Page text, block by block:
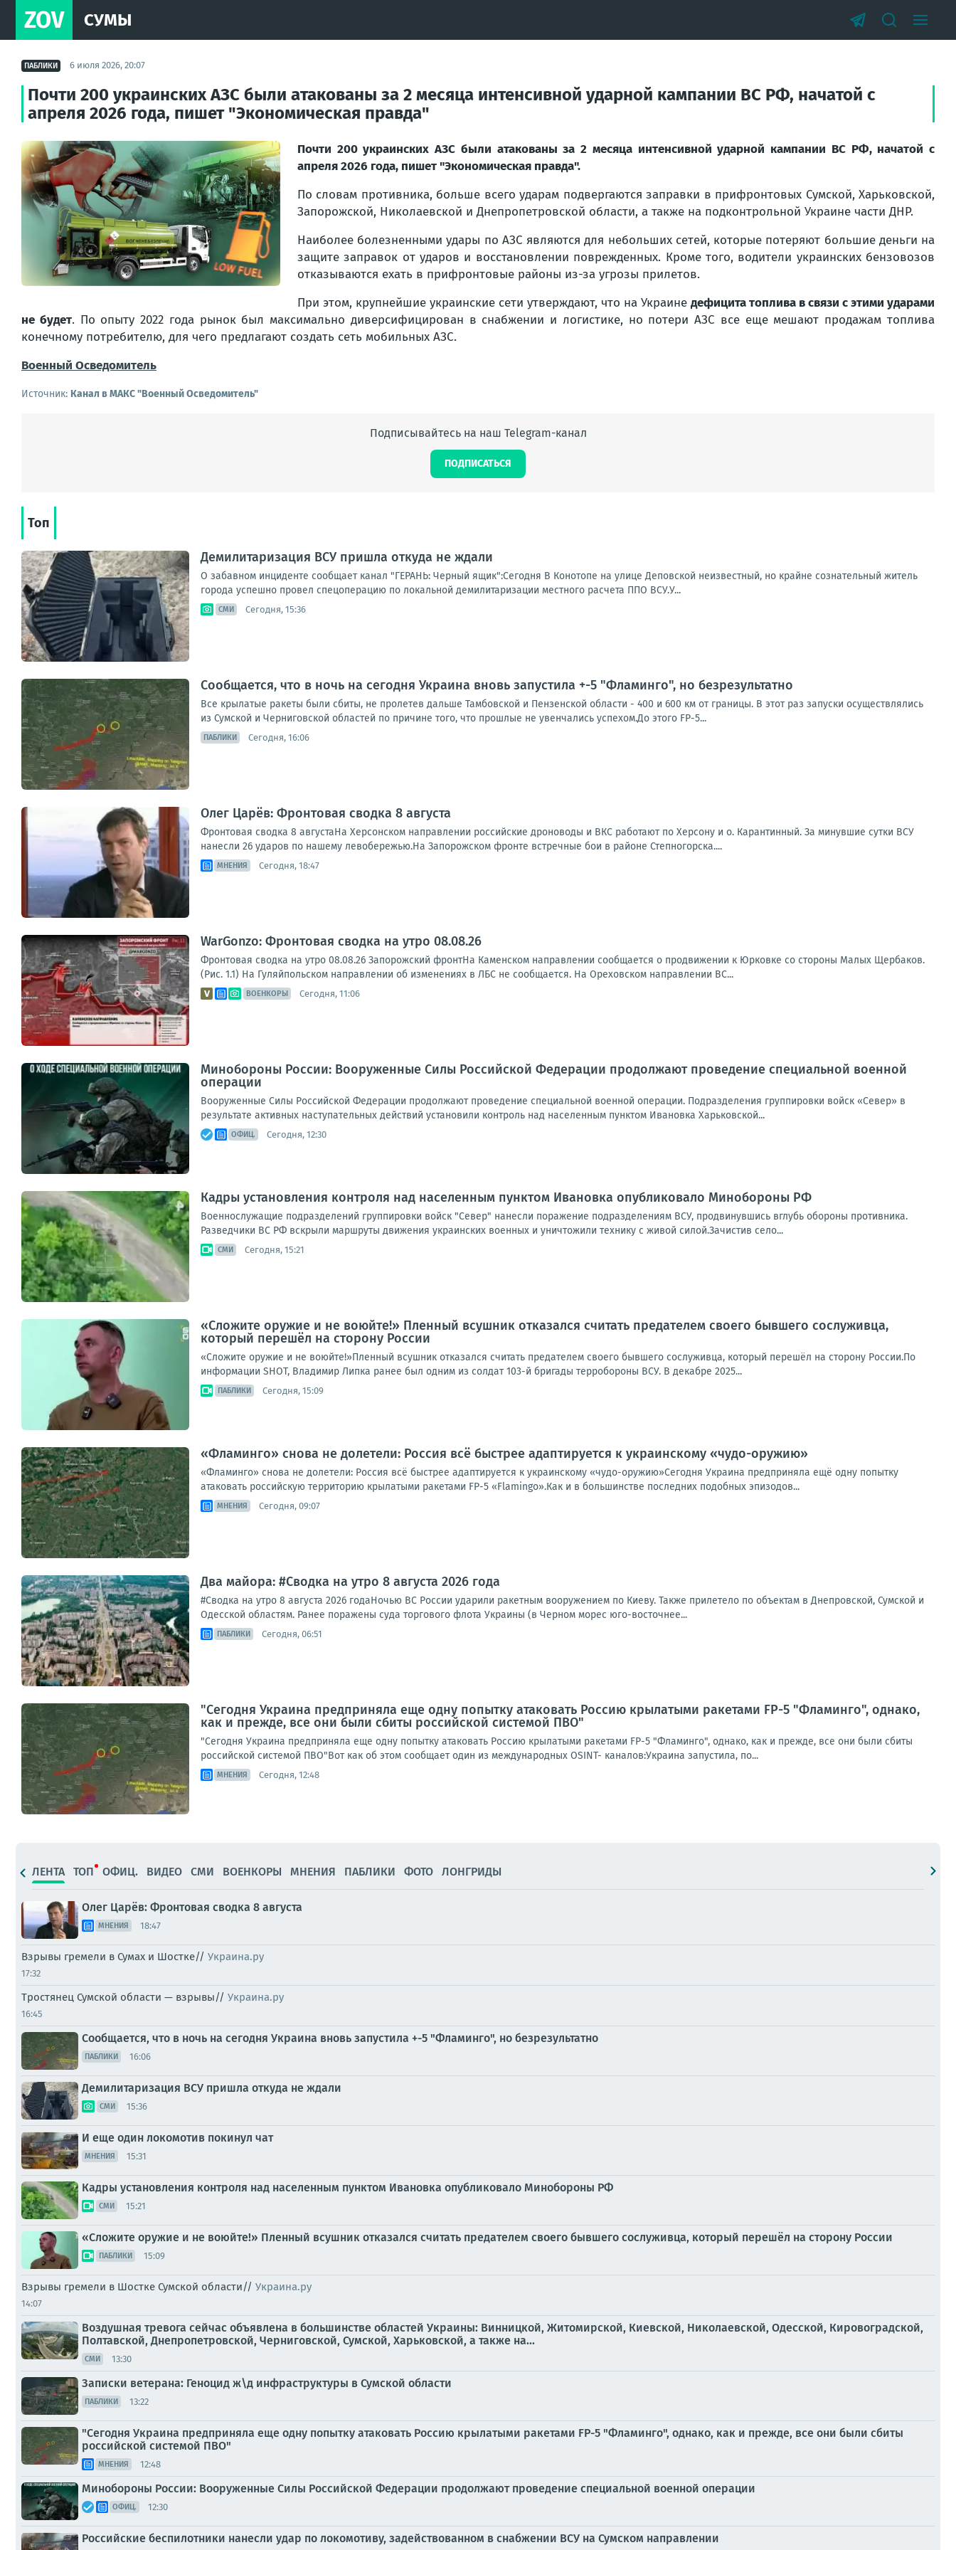
ZOV СУМЫ
ПАБЛИКИ 6 июля 2026, 20:07
Почти 200 украинских АЗС были атакованы за 2 месяца интенсивной ударной кампании ВС РФ, начатой с
апреля 2026 года, пишет "Экономическая правда"
Почти 200 украинских АЗС были атакованы за 2 месяца интенсивной ударной кампании ВС РФ, начатой с
апреля 2026 года, пишет "Экономическая правда".
По словам противника, больше всего ударам подвергаются заправки в прифронтовых Сумской, Харьковской,
Запорожской, Николаевской и Днепропетровской области, а также на подконтрольной Украине части ДНР.
Наиболее болезненными удары по АЗС являются для небольших сетей, которые потеряют большие деньги на
защите заправок от ударов и восстановлении поврежденных. Кроме того, водители украинских бензовозов
отказываются ехать в прифронтовые районы из-за угрозы прилетов.
При этом, крупнейшие украинские сети утверждают, что на Украине дефицита топлива в связи с этими ударами
не будет. По опыту 2022 года рынок был максимально диверсифицирован в снабжении и логистике, но потери АЗС все еще мешают продажам топлива
конечному потребителю, для чего предлагают создать сеть мобильных АЗС.
Военный Осведомитель
Источник: Канал в МАКС "Военный Осведомитель"
Подписывайтесь на наш Telegram-канал
ПОДПИСАТЬСЯ
Топ
Демилитаризация ВСУ пришла откуда не ждали
О забавном инциденте сообщает канал "ГЕРАНЬ: Черный ящик":Сегодня В Конотопе на улице Деповской неизвестный, но крайне сознательный житель
города успешно провел спецоперацию по локальной демилитаризации местного расчета ППО ВСУ.У...
СМИ Сегодня, 15:36
Сообщается, что в ночь на сегодня Украина вновь запустила +-5 "Фламинго", но безрезультатно
Все крылатые ракеты были сбиты, не пролетев дальше Тамбовской и Пензенской области - 400 и 600 км от границы. В этот раз запуски осуществлялись
из Сумской и Черниговской областей по причине того, что прошлые не увенчались успехом.До этого FP-5...
ПАБЛИКИ Сегодня, 16:06
Олег Царёв: Фронтовая сводка 8 августа
Фронтовая сводка 8 августаНа Херсонском направлении российские дроноводы и ВКС работают по Херсону и о. Карантинный. За минувшие сутки ВСУ
нанесли 26 ударов по нашему левобережью.На Запорожском фронте встречные бои в районе Степногорска....
МНЕНИЯ Сегодня, 18:47
WarGonzo: Фронтовая сводка на утро 08.08.26
Фронтовая сводка на утро 08.08.26 Запорожский фронтНа Каменском направлении сообщается о продвижении к Юрковке со стороны Малых Щербаков.
(Рис. 1.1) На Гуляйпольском направлении об изменениях в ЛБС не сообщается. На Ореховском направлении ВС...
ВОЕНКОРЫ Сегодня, 11:06
Минобороны России: Вооруженные Силы Российской Федерации продолжают проведение специальной военной
операции
Вооруженные Силы Российской Федерации продолжают проведение специальной военной операции. Подразделения группировки войск «Север» в
результате активных наступательных действий установили контроль над населенным пунктом Ивановка Харьковской...
ОФИЦ. Сегодня, 12:30
Кадры установления контроля над населенным пунктом Ивановка опубликовало Минобороны РФ
Военнослужащие подразделений группировки войск "Север" нанесли поражение подразделениям ВСУ, продвинувшись вглубь обороны противника.
Разведчики ВС РФ вскрыли маршруты движения украинских военных и уничтожили технику с живой силой.Зачистив село...
СМИ Сегодня, 15:21
«Сложите оружие и не воюйте!» Пленный всушник отказался считать предателем своего бывшего сослуживца,
который перешёл на сторону России
«Сложите оружие и не воюйте!»Пленный всушник отказался считать предателем своего бывшего сослуживца, который перешёл на сторону России.По
информации SHOT, Владимир Липка ранее был одним из солдат 103-й бригады терробороны ВСУ. В декабре 2025...
ПАБЛИКИ Сегодня, 15:09
«Фламинго» снова не долетели: Россия всё быстрее адаптируется к украинскому «чудо-оружию»
«Фламинго» снова не долетели: Россия всё быстрее адаптируется к украинскому «чудо-оружию»Сегодня Украина предприняла ещё одну попытку
атаковать российскую территорию крылатыми ракетами FP-5 «Flamingo».Как и в большинстве последних подобных эпизодов...
МНЕНИЯ Сегодня, 09:07
Два майора: #Сводка на утро 8 августа 2026 года
#Сводка на утро 8 августа 2026 годаНочью ВС России ударили ракетным вооружением по Киеву. Также прилетело по объектам в Днепровской, Сумской и
Одесской областям. Ранее поражены суда торгового флота Украины (в Черном морес юго-восточнее...
ПАБЛИКИ Сегодня, 06:51
"Сегодня Украина предприняла еще одну попытку атаковать Россию крылатыми ракетами FP-5 "Фламинго", однако,
как и прежде, все они были сбиты российской системой ПВО"
"Сегодня Украина предприняла еще одну попытку атаковать Россию крылатыми ракетами FP-5 "Фламинго", однако, как и прежде, все они были сбиты
российской системой ПВО"Вот как об этом сообщает один из международных OSINT- каналов:Украина запустила, по...
МНЕНИЯ Сегодня, 12:48
ЛЕНТА ТОП ОФИЦ. ВИДЕО СМИ ВОЕНКОРЫ МНЕНИЯ ПАБЛИКИ ФОТО ЛОНГРИДЫ
Олег Царёв: Фронтовая сводка 8 августа
МНЕНИЯ 18:47
Взрывы гремели в Сумах и Шостке// Украина.ру
17:32
Тростянец Сумской области — взрывы// Украина.ру
16:45
Сообщается, что в ночь на сегодня Украина вновь запустила +-5 "Фламинго", но безрезультатно
ПАБЛИКИ 16:06
Демилитаризация ВСУ пришла откуда не ждали
СМИ 15:36
И еще один локомотив покинул чат
МНЕНИЯ 15:31
Кадры установления контроля над населенным пунктом Ивановка опубликовало Минобороны РФ
СМИ 15:21
«Сложите оружие и не воюйте!» Пленный всушник отказался считать предателем своего бывшего сослуживца, который перешёл на сторону России
ПАБЛИКИ 15:09
Взрывы гремели в Шостке Сумской области// Украина.ру
14:07
Воздушная тревога сейчас объявлена в большинстве областей Украины: Винницкой, Житомирской, Киевской, Николаевской, Одесской, Кировоградской,
Полтавской, Днепропетровской, Черниговской, Сумской, Харьковской, а также на...
СМИ 13:30
Записки ветерана: Геноцид ж\д инфраструктуры в Сумской области
ПАБЛИКИ 13:22
"Сегодня Украина предприняла еще одну попытку атаковать Россию крылатыми ракетами FP-5 "Фламинго", однако, как и прежде, все они были сбиты
российской системой ПВО"
МНЕНИЯ 12:48
Минобороны России: Вооруженные Силы Российской Федерации продолжают проведение специальной военной операции
ОФИЦ. 12:30
Российские беспилотники нанесли удар по локомотиву, задействованном в снабжении ВСУ на Сумском направлении